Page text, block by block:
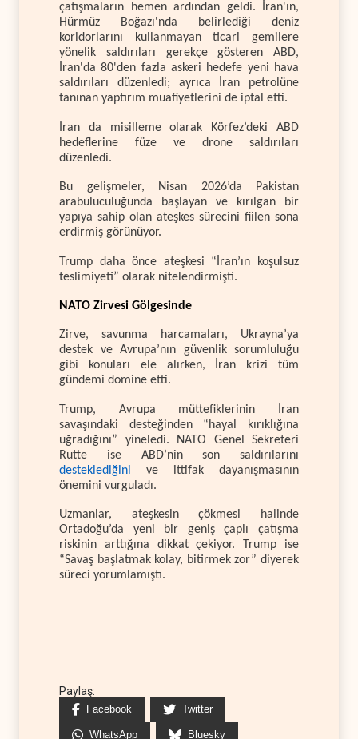
çatışmaların hemen ardından geldi. İran'ın,
Hürmüz Boğazı'nda belirlediği deniz
koridorlarını kullanmayan ticari gemilere
yönelik saldırıları gerekçe gösteren ABD,
İran'da 80'den fazla askeri hedefe yeni hava
saldırıları düzenledi; ayrıca İran petrolüne
tanınan yaptırım muafiyetlerini de iptal etti.
İran da misilleme olarak Körfez’deki ABD
hedeflerine füze ve drone saldırıları
düzenledi.
Bu gelişmeler, Nisan 2026’da Pakistan
arabuluculuğunda başlayan ve kırılgan bir
yapıya sahip olan ateşkes sürecini fiilen sona
erdirmiş görünüyor.
Trump daha önce ateşkesi “İran’ın koşulsuz
teslimiyeti” olarak nitelendirmişti.
NATO Zirvesi Gölgesinde
Zirve, savunma harcamaları, Ukrayna’ya
destek ve Avrupa’nın güvenlik sorumluluğu
gibi konuları ele alırken, İran krizi tüm
gündemi domine etti.
Trump, Avrupa müttefiklerinin İran
savaşındaki desteğinden “hayal kırıklığına
uğradığını” yineledi. NATO Genel Sekreteri
Rutte ise ABD’nin son saldırılarını
desteklediğini ve ittifak dayanışmasının
önemini vurguladı.
Uzmanlar, ateşkesin çökmesi halinde
Ortadoğu’da yeni bir geniş çaplı çatışma
riskinin arttığına dikkat çekiyor. Trump ise
“Savaş başlatmak kolay, bitirmek zor” diyerek
süreci yorumlamıştı.
Paylaş:
Facebook Twitter
WhatsApp Bluesky